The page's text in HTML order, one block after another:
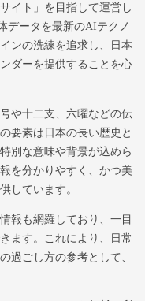
イト」を目指して運営し
データを最新のAIテクノ
ンの洗練を追求し、日本
ダーを提供することを心
や十二支、六曜などの伝
要素は日本の長い歴史と
別な意味や背景が込めら
を分かりやすく、かつ美
しています。
報も網羅しており、一目
ます。これにより、日常
過ごし方の参考として、